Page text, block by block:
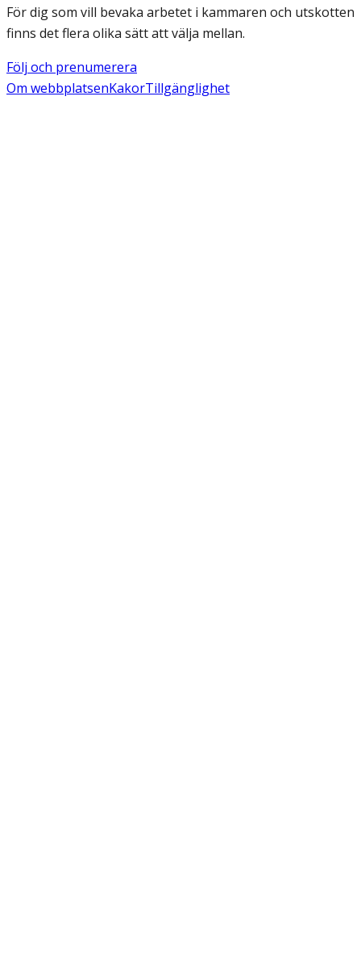
För dig som vill bevaka arbetet i kammaren och utskotten
finns det flera olika sätt att välja mellan.
Följ och prenumerera
Om webbplatsenKakorTillgänglighet